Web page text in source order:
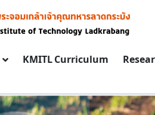
KMITL Curriculum